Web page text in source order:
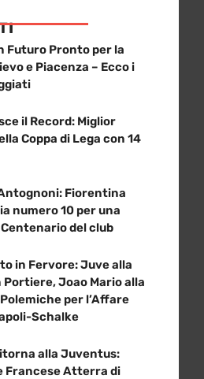
Futuro Pronto per la
e Piacenza – Ecco i
il Record: Miglior
Coppa di Lega con 14
Fiorentina
numero 10 per una
del club
in Fervore: Juve alla
Portiere, Joao Mario alla
per l’Affare
Schalke
alla Juventus:
Francese Atterra di